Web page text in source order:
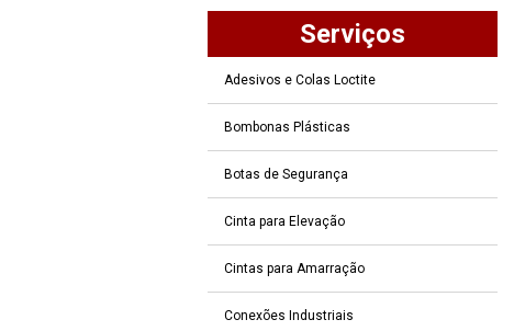
Serviços
Adesivos e Colas Loctite
Bombonas Plásticas
Botas de Segurança
Cinta para Elevação
Cintas para Amarração
Conexões Industriais